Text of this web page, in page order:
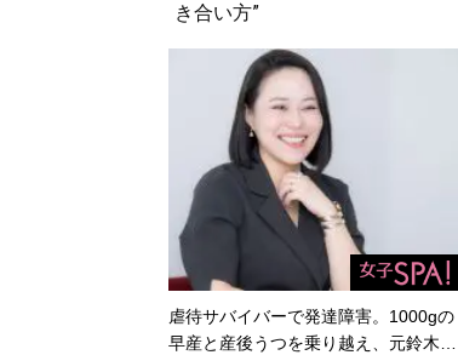
き合い方”
虐待サバイバーで発達障害。1000gの
早産と産後うつを乗り越え、元鈴木…